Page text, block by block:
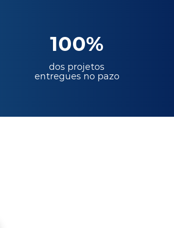
100%
dos projetos
entregues no pazo